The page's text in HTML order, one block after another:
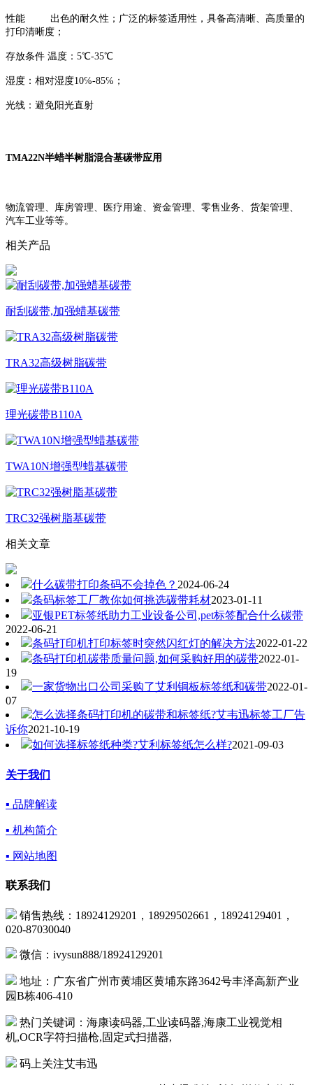
性能 出色的耐久性；广泛的标签适用性，具备高清晰、高质量的
打印清晰度；
存放条件 温度：5℃-35℃
湿度：相对湿度10℅-85℅；
光线：避免阳光直射
TMA22N半蜡半树脂混合基碳带应用
物流管理、库房管理、医疗用途、资金管理、零售业务、货架管理、
汽车工业等等。
相关产品
耐刮碳带,加强蜡基碳带
TRA32高级树脂碳带
理光碳带B110A
TWA10N增强型蜡基碳带
TRC32强树脂基碳带
相关文章
什么碳带打印条码不会掉色？ 2024-06-24
条码标签工厂教你如何挑选碳带耗材2023-01-11
亚银PET标签纸助力工业设备公司,pet标签配合什么碳带
2022-06-21
条码打印机打印标签时突然闪红灯的解决方法2022-01-22
条码打印机碳带质量问题,如何采购好用的碳带2022-01-
19
一家货物出口公司采购了艾利铜板标签纸和碳带2022-01-
07
怎么选择条码打印机的碳带和标签纸?艾韦迅标签工厂告
诉你2021-10-19
如何选择标签纸种类?艾利标签纸怎么样?2021-09-03
关于我们
▪ 品牌解读
▪ 机构简介
▪ 网站地图
联系我们
销售热线：18924129201，18929502661，18924129401，
020-87030040
微信：ivysun888/18924129201
地址：广东省广州市黄埔区黄埔东路3642号丰泽高新产业
园B栋406-410
热门关键词：海康读码器,工业读码器,海康工业视觉相
机,OCR字符扫描枪,固定式扫描器,
码上关注艾韦迅